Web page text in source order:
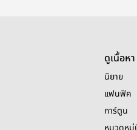
ดูเนื้อหา
นิยาย
แฟนฟิค
การ์ตูน